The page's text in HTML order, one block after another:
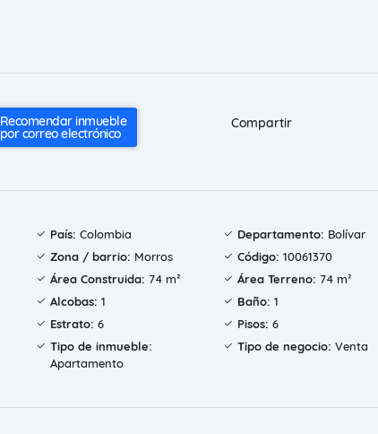
Recomendar inmueble
por correo electrónico
Compartir
País: Colombia Departamento: Bolívar
Zona / barrio: Morros Código: 10061370
Área Construida: 74 m² Área Terreno: 74 m²
Alcobas: 1 Baño: 1
Estrato: 6 Pisos: 6
Tipo de inmueble:
Apartamento
Tipo de negocio: Venta